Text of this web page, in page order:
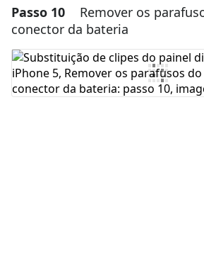
Adicionar um
Comentar
Passo 10
Remover os
conector da bateria